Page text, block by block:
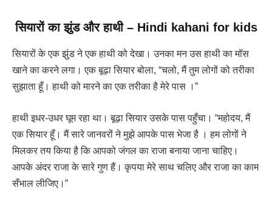
सियारों का झुंड और हाथी– Hindi kahani for kids
सियारों के एक झुंड ने एक हाथी को देखा। उनका मन उस हाथी का मॉस
खाने का करने लगा। एक बूढ़ा सियार बोला, “चलो, मैं तुम लोगों को तरीका
सुझाता हूँ। हाथी को मारने का एक तरीका है मेरे पास ।”
हाथी इधर-उधर घूम रहा था। बूढ़ा सियार उसके पास पहुँचा। “महोदय, मैं
एक सियार हूँ। मैं सारे जानवरों ने मुझे आपके पास भेजा है । हम लोगों ने
मिलकर तय किया है कि आपको जंगल का राजा बनाया जाना चाहिए।
आपके अंदर राजा के सारे गुण हैं। कृपया मेरे साथ चलिए और राजा का काम
सँभाल लीजिए।”